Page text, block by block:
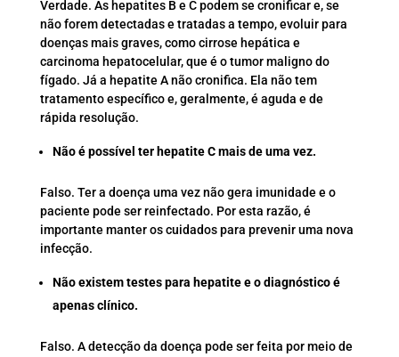
Verdade. As hepatites B e C podem se cronificar e, se
não forem detectadas e tratadas a tempo, evoluir para
doenças mais graves, como cirrose hepática e
carcinoma hepatocelular, que é o tumor maligno do
fígado. Já a hepatite A não cronifica. Ela não tem
tratamento específico e, geralmente, é aguda e de
rápida resolução.
Não é possível ter hepatite C mais de uma vez.
Falso. Ter a doença uma vez não gera imunidade e o
paciente pode ser reinfectado. Por esta razão, é
importante manter os cuidados para prevenir uma nova
infecção.
Não existem testes para hepatite e o diagnóstico é
apenas clínico.
Falso. A detecção da doença pode ser feita por meio de